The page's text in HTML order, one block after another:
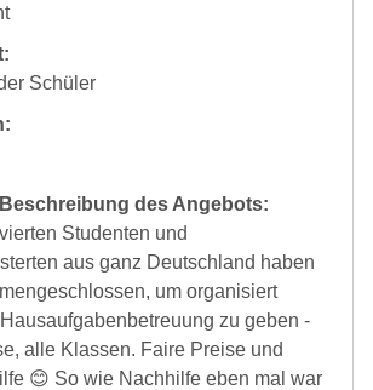
Schüler
des Angebots:
Studenten und
aus ganz Deutschland haben
um organisiert
zu geben -
alle Klassen. Faire Preise und
😊 So wie Nachhilfe eben mal war